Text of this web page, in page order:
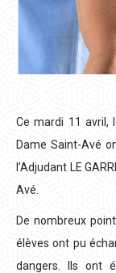
Ce mardi 11 avril,
Dame Saint-Avé
l’Adjudant LE
Avé.
De nombreux
élèves ont pu
dangers. Ils ont